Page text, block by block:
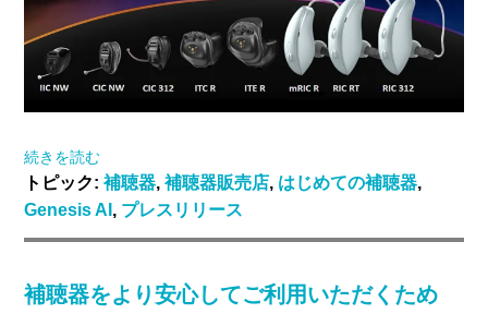
続きを読む
トピック: 補聴器, 補聴器販売店, はじめての補聴器,
Genesis AI , プレスリリース
補聴器をより安心してご利用いただくため